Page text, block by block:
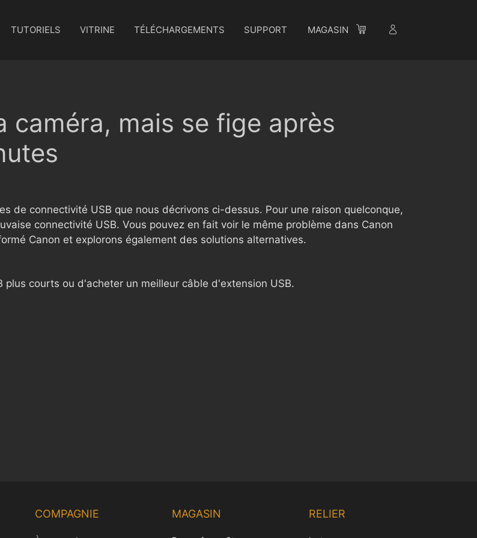
TUTORIELS VITRINE TÉLÉCHARGEMENTS SUPPORT MAGASIN
caméra, mais se fige après
de connectivité USB que nous décrivons ci-dessus. Pour une raison quelconque,
connectivité USB. Vous pouvez en fait voir le même problème dans Canon
Canon et explorons également des solutions alternatives.
courts ou d'acheter un meilleur câble d'extension USB.
COMPAGNIE MAGASIN RELIER